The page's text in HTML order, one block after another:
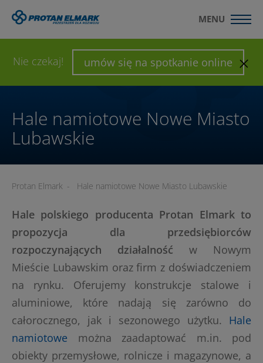
Nie czekaj! umów się na spotkanie online
MENU
WYŚLIJ ZAPYTANIE SKONFIGURUJ HALĘ
Hale namiotowe Nowe Miasto
Lubawskie
Protan Elmark - Hale namiotowe Nowe Miasto Lubawskie
Hale polskiego producenta Protan Elmark to
propozycja dla przedsiębiorców
rozpoczynających działalność w Nowym
Mieście Lubawskim oraz firm z doświadczeniem
na rynku. Oferujemy konstrukcje stalowe i
aluminiowe, które nadają się zarówno do
całorocznego, jak i sezonowego użytku. Hale
namiotowe można zaadaptować m.in. pod
obiekty przemysłowe, rolnicze i magazynowe, a